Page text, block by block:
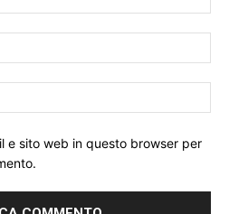
e sito web in questo browser per